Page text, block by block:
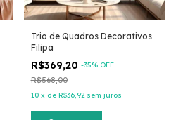
Trio de Quadros Decorativos
Filipa
R$369,20 -35% OFF
R$568,00
10 x de R$36,92 sem juros